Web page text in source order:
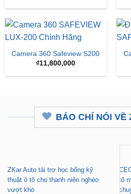
Camera 360 Safeview S200
₫11,800,000
BÁO CHÍ NÓI VỀ
ZKar Auto tài trợ học bổng kỹ
thuật ô tô cho thanh niên nghèo
vượt khó
tô